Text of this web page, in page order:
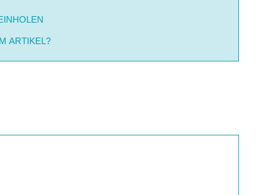
ARTIKEL?